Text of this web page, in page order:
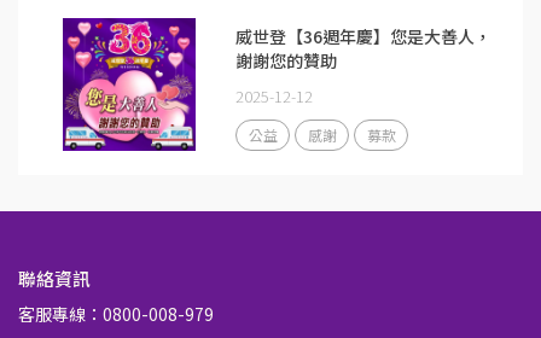
威世登【36週年慶】您是大善人，
謝謝您的贊助
2025-12-12
公益 感謝 募款
聯絡資訊
客服專線：0800-008-979